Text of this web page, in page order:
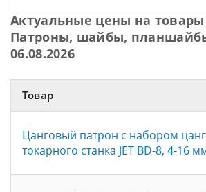
Актуальные цены на товары
Патроны, шайбы,
06.08.2026
Товар
Цанговый патрон с набором
токарного станка JET BD-8, 4-16